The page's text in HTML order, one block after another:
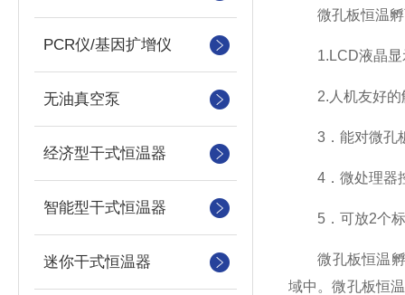
PCR仪/基因扩增仪
无油真空泵
经济型干式恒温器
智能型干式恒温器
迷你干式恒温器
微孔板恒温孵
1.LCD液晶显
2.人机友好的触
3．能对微孔板
4．微处理器控
5．可放2个标
微孔板恒温孵
域中。微孔板恒